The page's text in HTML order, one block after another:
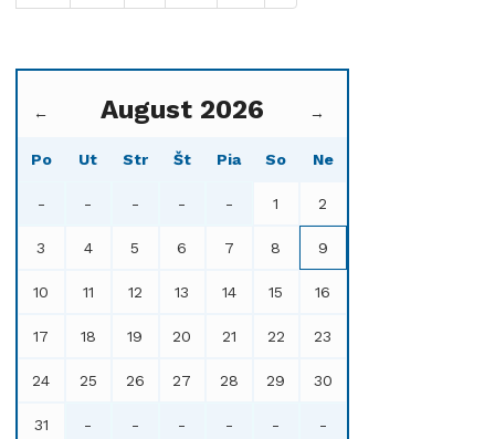
← August 2026 →
Po Ut Str Št Pia So Ne
- - - - - 1 2
3 4 5 6 7 8 9
10 11 12 13 14 15 16
17 18 19 20 21 22 23
24 25 26 27 28 29 30
31 - - - - - -